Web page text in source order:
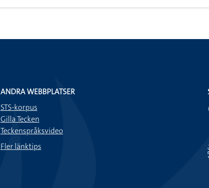
ANDRA WEBBPLATSER
STS-korpus
Gilla Tecken
Teckenspråksvideo
Fler länktips